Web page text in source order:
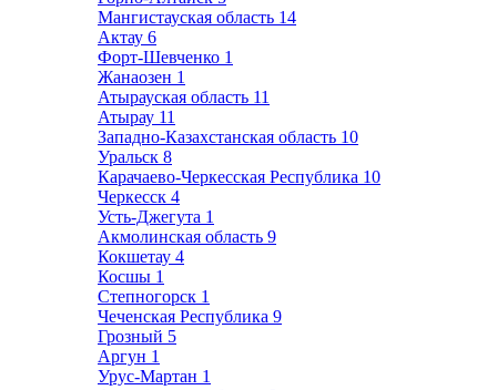
Мангистауская область 14
Актау 6
Форт-Шевченко 1
Жанаозен 1
Атырауская область 11
Атырау 11
Западно-Казахстанская область 10
Уральск 8
Карачаево-Черкесская Республика 10
Черкесск 4
Усть-Джегута 1
Акмолинская область 9
Кокшетау 4
Косшы 1
Степногорск 1
Чеченская Республика 9
Грозный 5
Аргун 1
Урус-Мартан 1